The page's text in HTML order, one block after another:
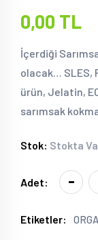
0,00 TL
İçerdiği
olacak… SLES,
ürün, Jelatin,
sarımsak
Stok: Stokta
Adet: -
Etiketler: